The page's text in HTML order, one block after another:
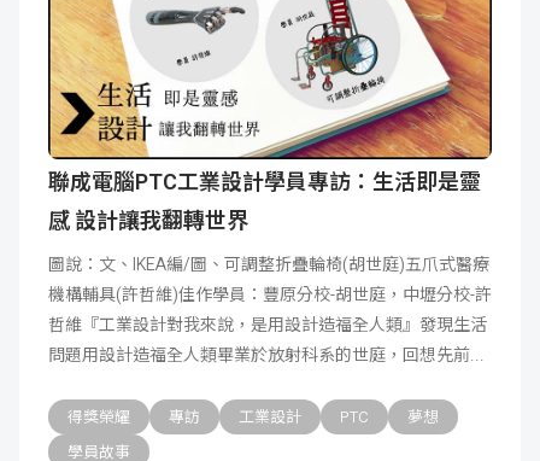
聯成電腦PTC工業設計學員專訪：生活即是靈
感 設計讓我翻轉世界
圖說：文、IKEA編/圖、可調整折疊輪椅(胡世庭)五爪式醫療
機構輔具(許哲維)佳作學員：豐原分校-胡世庭，中壢分校-許
哲維『工業設計對我來說，是用設計造福全人類』發現生活
問題用設計造福全人類畢業於放射科系的世庭，回想先前
得獎榮耀 專訪 工業設計 PTC
夢想
學員故事